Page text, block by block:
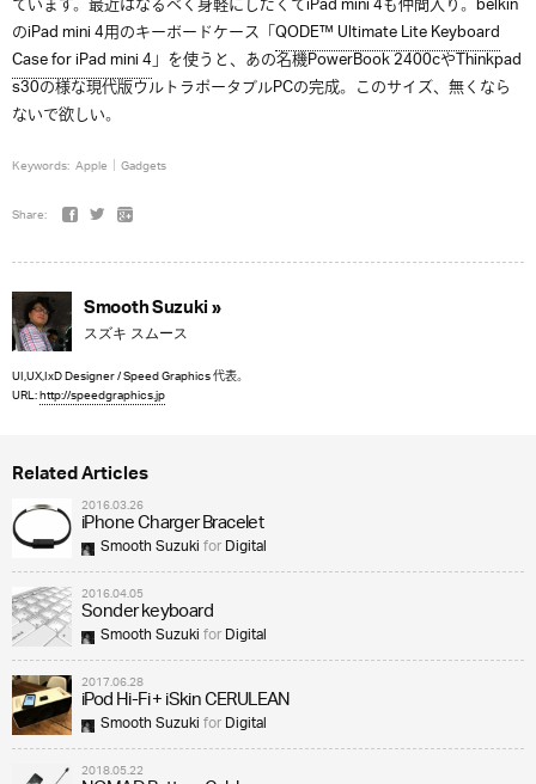
のiPad mini 4用のキーボードケース「QODE™ Ultimate Lite Keyboard
Case for iPad mini 4」を使うと、あの名機PowerBook 2400cやThinkpad
s30の様な現代版ウルトラポータブルPCの完成。このサイズ、無くなら
ないで欲しい。
Keywords: Apple Gadgets
Share:
Smooth Suzuki »
スズキ スムース
UI,UX,IxD Designer / Speed Graphics 代表。
URL:http://speedgraphics.jp
Related Articles
2016.03.26
iPhone Charger Bracelet
Smooth SuzukiforDigital
2016.04.05
Sonder keyboard
Smooth SuzukiforDigital
2017.06.28
iPod Hi-Fi + iSkin CERULEAN
Smooth SuzukiforDigital
2018.05.22